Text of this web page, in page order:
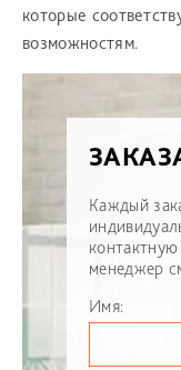
которые
возможностям.
Каждый
менеджер
Имя: